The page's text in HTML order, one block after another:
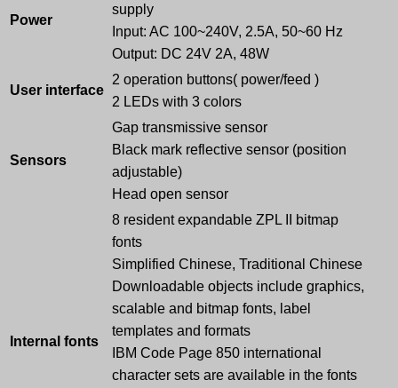
Power
supply
Input: AC 100~240V, 2.5A, 50~60 Hz
Output: DC 24V 2A, 48W
User interface
2 operation buttons( power/feed )
2 LEDs with 3 colors
Sensors
Gap transmissive sensor
Black mark reflective sensor (position
adjustable)
Head open sensor
Internal fonts
8 resident expandable ZPL II bitmap
fonts
Simplified Chinese, Traditional Chinese
Downloadable objects include graphics,
scalable and bitmap fonts, label
templates and formats
IBM Code Page 850 international
character sets are available in the fonts